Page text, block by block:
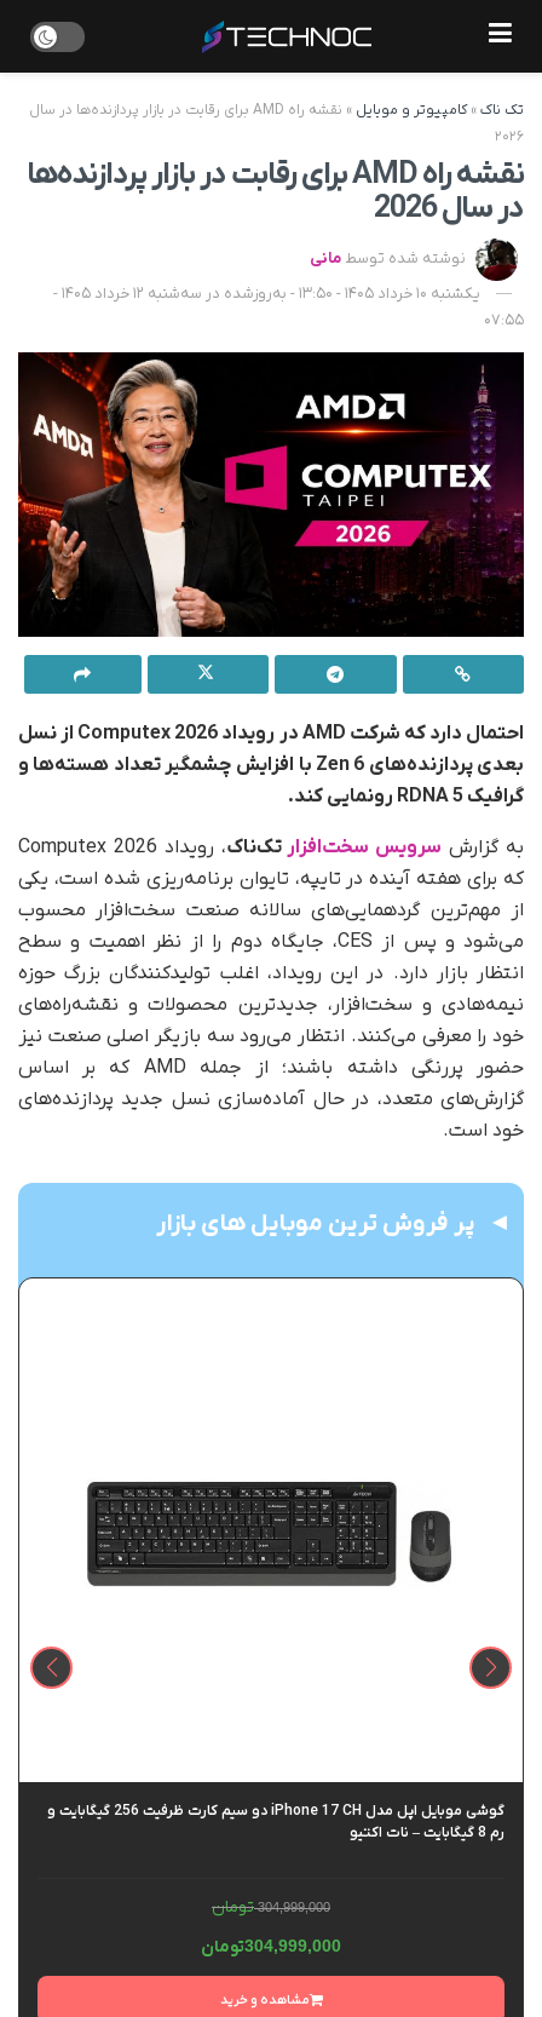
تک ناک»کامپیوتر و موبایل »
نقشه راه AMD برای رقابت در بازار پردازنده‌ها در سال
۲۰۲۶
نقشه راه AMD برای رقابت در بازار پردازنده‌ها
در سال 2026
نوشته شده توسط مانی
یکشنبه 10 خرداد 1405 - 13:50 - به‌روزشده در سه‌شنبه 12 خرداد 1405 -
07:55
احتمال دارد که شرکت AMD در رویداد Computex 2026 از نسل
بعدی پردازنده‌های Zen 6 با افزایش چشمگیر تعداد هسته‌ها و
گرافیک RDNA 5 رونمایی کند.
به‌ گزارش سرویس سخت‌افزارتک‌ناک
، رویداد Computex 2026
که برای هفته آینده در تایپه، تایوان برنامه‌ریزی شده است، یکی
از مهم‌ترین گردهمایی‌های سالانه صنعت سخت‌افزار محسوب
می‌شود و پس از CES، جایگاه دوم را از نظر اهمیت و سطح
انتظار بازار دارد. در این رویداد، اغلب تولیدکنندگان بزرگ حوزه
نیمه‌هادی و سخت‌افزار، جدیدترین محصولات و نقشه‌راه‌های
خود را معرفی می‌کنند. انتظار می‌رود سه بازیگر اصلی صنعت نیز
حضور پررنگی داشته باشند؛ از جمله AMD که بر اساس
گزارش‌های متعدد، در حال آماده‌سازی نسل جدید پردازنده‌های
خود است.
پر فروش ترین موبایل های بازار
گوشی موبایل اپل مدل iPhone 17 CH دو سیم کارت ظرفیت 256 گیگابایت و
رم 8 گیگابایت – نات اکتیو
304,999,000 تومان
304,999,000تومان
مشاهده و خرید